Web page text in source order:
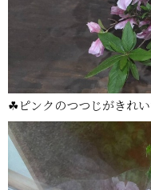
☘ピンクのつつじがきれい